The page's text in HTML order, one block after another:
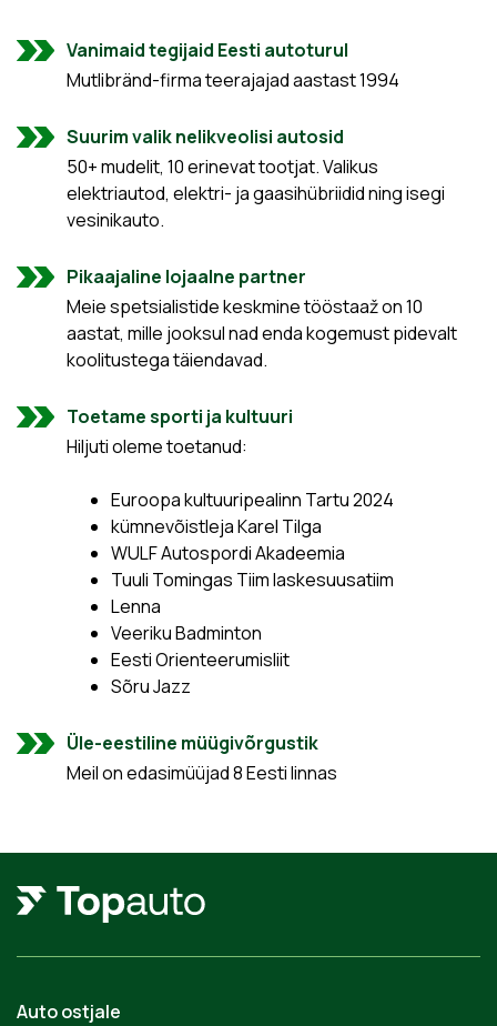
Vanimaid tegijaid Eesti autoturul
Mutlibränd-firma teerajajad aastast 1994
Suurim valik nelikveolisi autosid
50+ mudelit, 10 erinevat tootjat. Valikus
elektriautod, elektri- ja gaasihübriidid ning isegi
vesinikauto.
Pikaajaline lojaalne partner
Meie spetsialistide keskmine tööstaaž on 10
aastat, mille jooksul nad enda kogemust pidevalt
koolitustega täiendavad.
Toetame sporti ja kultuuri
Hiljuti oleme toetanud:
Euroopa kultuuripealinn Tartu 2024
kümnevõistleja Karel Tilga
WULF Autospordi Akadeemia
Tuuli Tomingas Tiim laskesuusatiim
Lenna
Veeriku Badminton
Eesti Orienteerumisliit
Sõru Jazz
Üle-eestiline müügivõrgustik
Meil on edasimüüjad 8 Eesti linnas
Auto ostjale